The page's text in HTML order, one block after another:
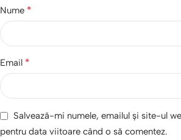
Nume *
Email *
Salvează-mi numele, emailul și site-ul
pentru data viitoare când o să comentez.